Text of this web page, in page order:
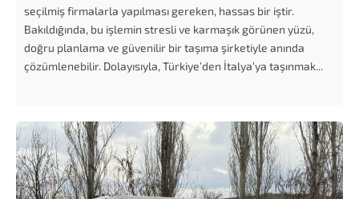
seçilmiş firmalarla yapılması gereken, hassas bir iştir.
Bakıldığında, bu işlemin stresli ve karmaşık görünen yüzü,
doğru planlama ve güvenilir bir taşıma şirketiyle anında
çözümlenebilir. Dolayısıyla, Türkiye’den İtalya’ya taşınmak...